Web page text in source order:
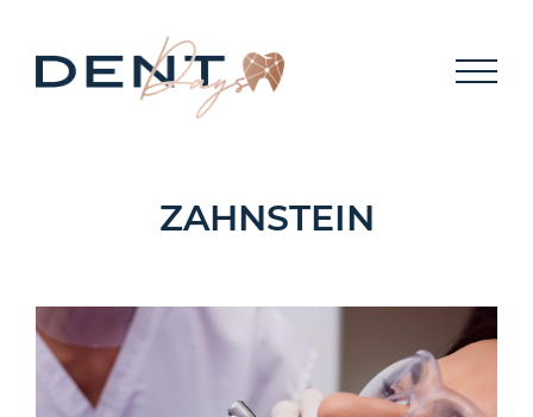
KONTAKT
ZAHNSTEIN